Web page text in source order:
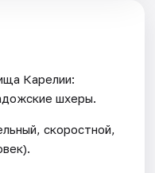
Карелии:
шхеры.
скоростной,